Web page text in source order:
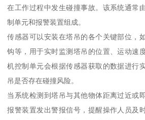
在工作过程中发生碰撞事故。该系统通常
制单元和报警装置组成。
传感器可以安装在塔吊的各个关键部位，
钩等，用于实时监测塔吊的位置、运动速
机控制单元会根据传感器获取的数据进行
吊是否存在碰撞风险。
当系统检测到塔吊与其他物体距离过近或
报警装置发出警报信号，提醒操作人员及